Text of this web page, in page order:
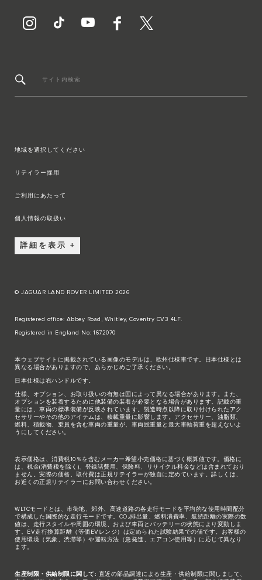
サイト内検索
地域を選択してください
リテイラー採用
ご利用にあたって
個人情報の取扱い
詳細を表示
© JAGUAR LAND ROVER LIMITED 2026
Registered office: Abbey Road, Whitley, Coventry CV3 4LF.
Registered in England No: 1672070
本ウェブサイトに掲載されている画像のモデルは、欧州仕様車です。日本仕様とは
異なる場合がありますので、あらかじめご了承ください。
日本仕様は右ハンドルです。
仕様、オプション、お取り扱いの有無は国によって異なる場合があります。また、
オプションを装着するために他装備の装着が必要となる場合があります。記載の重
量には、車両の標準装備が反映されています。製造時点以降に取り付けられたアク
セサリーやその他のアイテムは、積載重量に影響します。アクセサリー、油脂類、
燃料、積載物、乗員を含む車両の重量が、車両総重量と最大車軸荷重を超えないよ
うにしてください。
表示価格は、消費税10％を含むメーカー希望小売価格に基づく概算値です。価格に
は、税金(消費税を除く)、登録諸費用、保険料、リサイクル料金などは含まれており
ません。実際の価格、取付費は正規リテイラーが独自に定めています。詳しくは、
お近くの正規リテイラーにお問い合わせください。
WLTCモードとは、市街地、郊外、高速道路の各走行モードを平均的な使用時間配分
で構成した国際的な走行モードです。CO₂排出量、燃料消費率、航続距離の実際の数
値は、走行スタイルや周囲の環境、および車両とバッテリーの状態により変動しま
す。EV走行換算距離（等価EVレンジ）は定められた試験結果での値です。お客様の
使用環境（気象、渋滞等）や運転方法（急発進、エアコン使用等）に応じて異なり
ます。
生産制限・供給制限に関して: 直近の部品調達による生産・供給制限に関しまして、